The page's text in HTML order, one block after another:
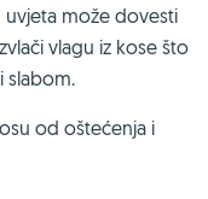
uvjeta može dovesti
vlagu iz kose što
slabom.
od oštećenja i